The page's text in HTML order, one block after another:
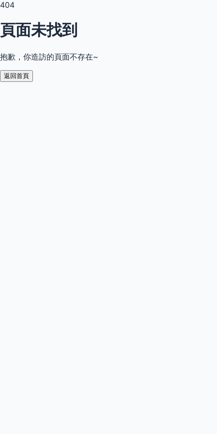
404
頁面未找到
抱歉，你造訪的頁面不存在~
返回首頁